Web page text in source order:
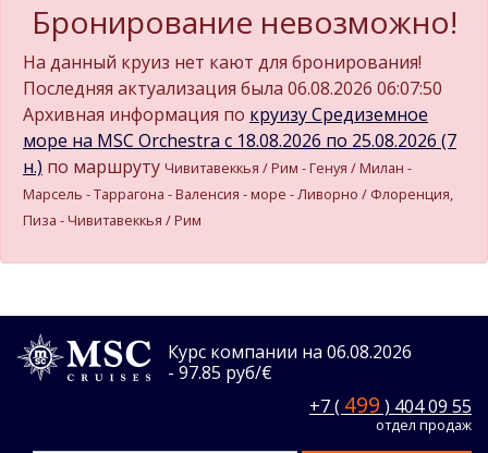
Бронирование невозможно!
На данный круиз нет кают для бронирования!
Последняя актуализация была 06.08.2026 06:07:50
Архивная информация по круизу Средиземное
море на MSC Orchestra c 18.08.2026 по 25.08.2026 (7
н.) по маршруту Чивитавеккья / Рим - Генуя / Милан -
Марсель - Таррагона - Валенсия - море - Ливорно / Флоренция,
Пиза - Чивитавеккья / Рим
Курс компании на 06.08.2026
- 97.85 руб/€
+7 ( 499 ) 404 09 55
отдел продаж